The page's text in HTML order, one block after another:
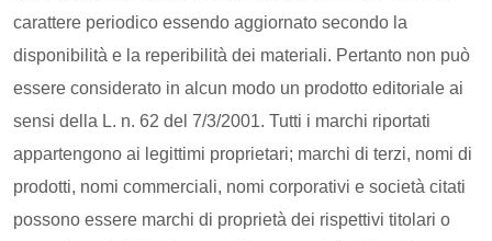
carattere periodico essendo aggiornato secondo la
disponibilità e la reperibilità dei materiali. Pertanto non può
essere considerato in alcun modo un prodotto editoriale ai
sensi della L. n. 62 del 7/3/2001. Tutti i marchi riportati
appartengono ai legittimi proprietari; marchi di terzi, nomi di
prodotti, nomi commerciali, nomi corporativi e società citati
possono essere marchi di proprietà dei rispettivi titolari o